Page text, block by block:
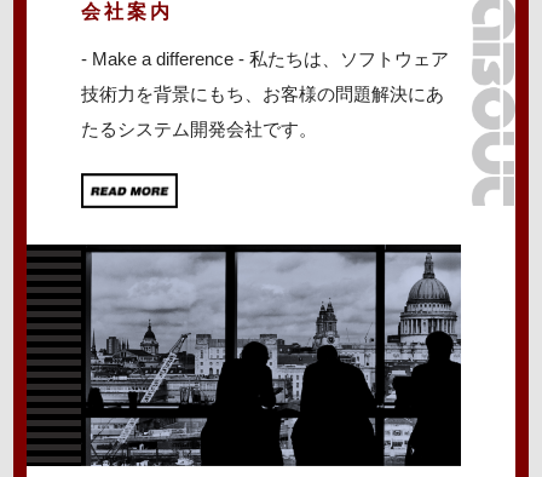
会社案内
- Make a difference - 私たちは、ソフトウェア
技術力を背景にもち、お客様の問題解決にあ
たるシステム開発会社です。